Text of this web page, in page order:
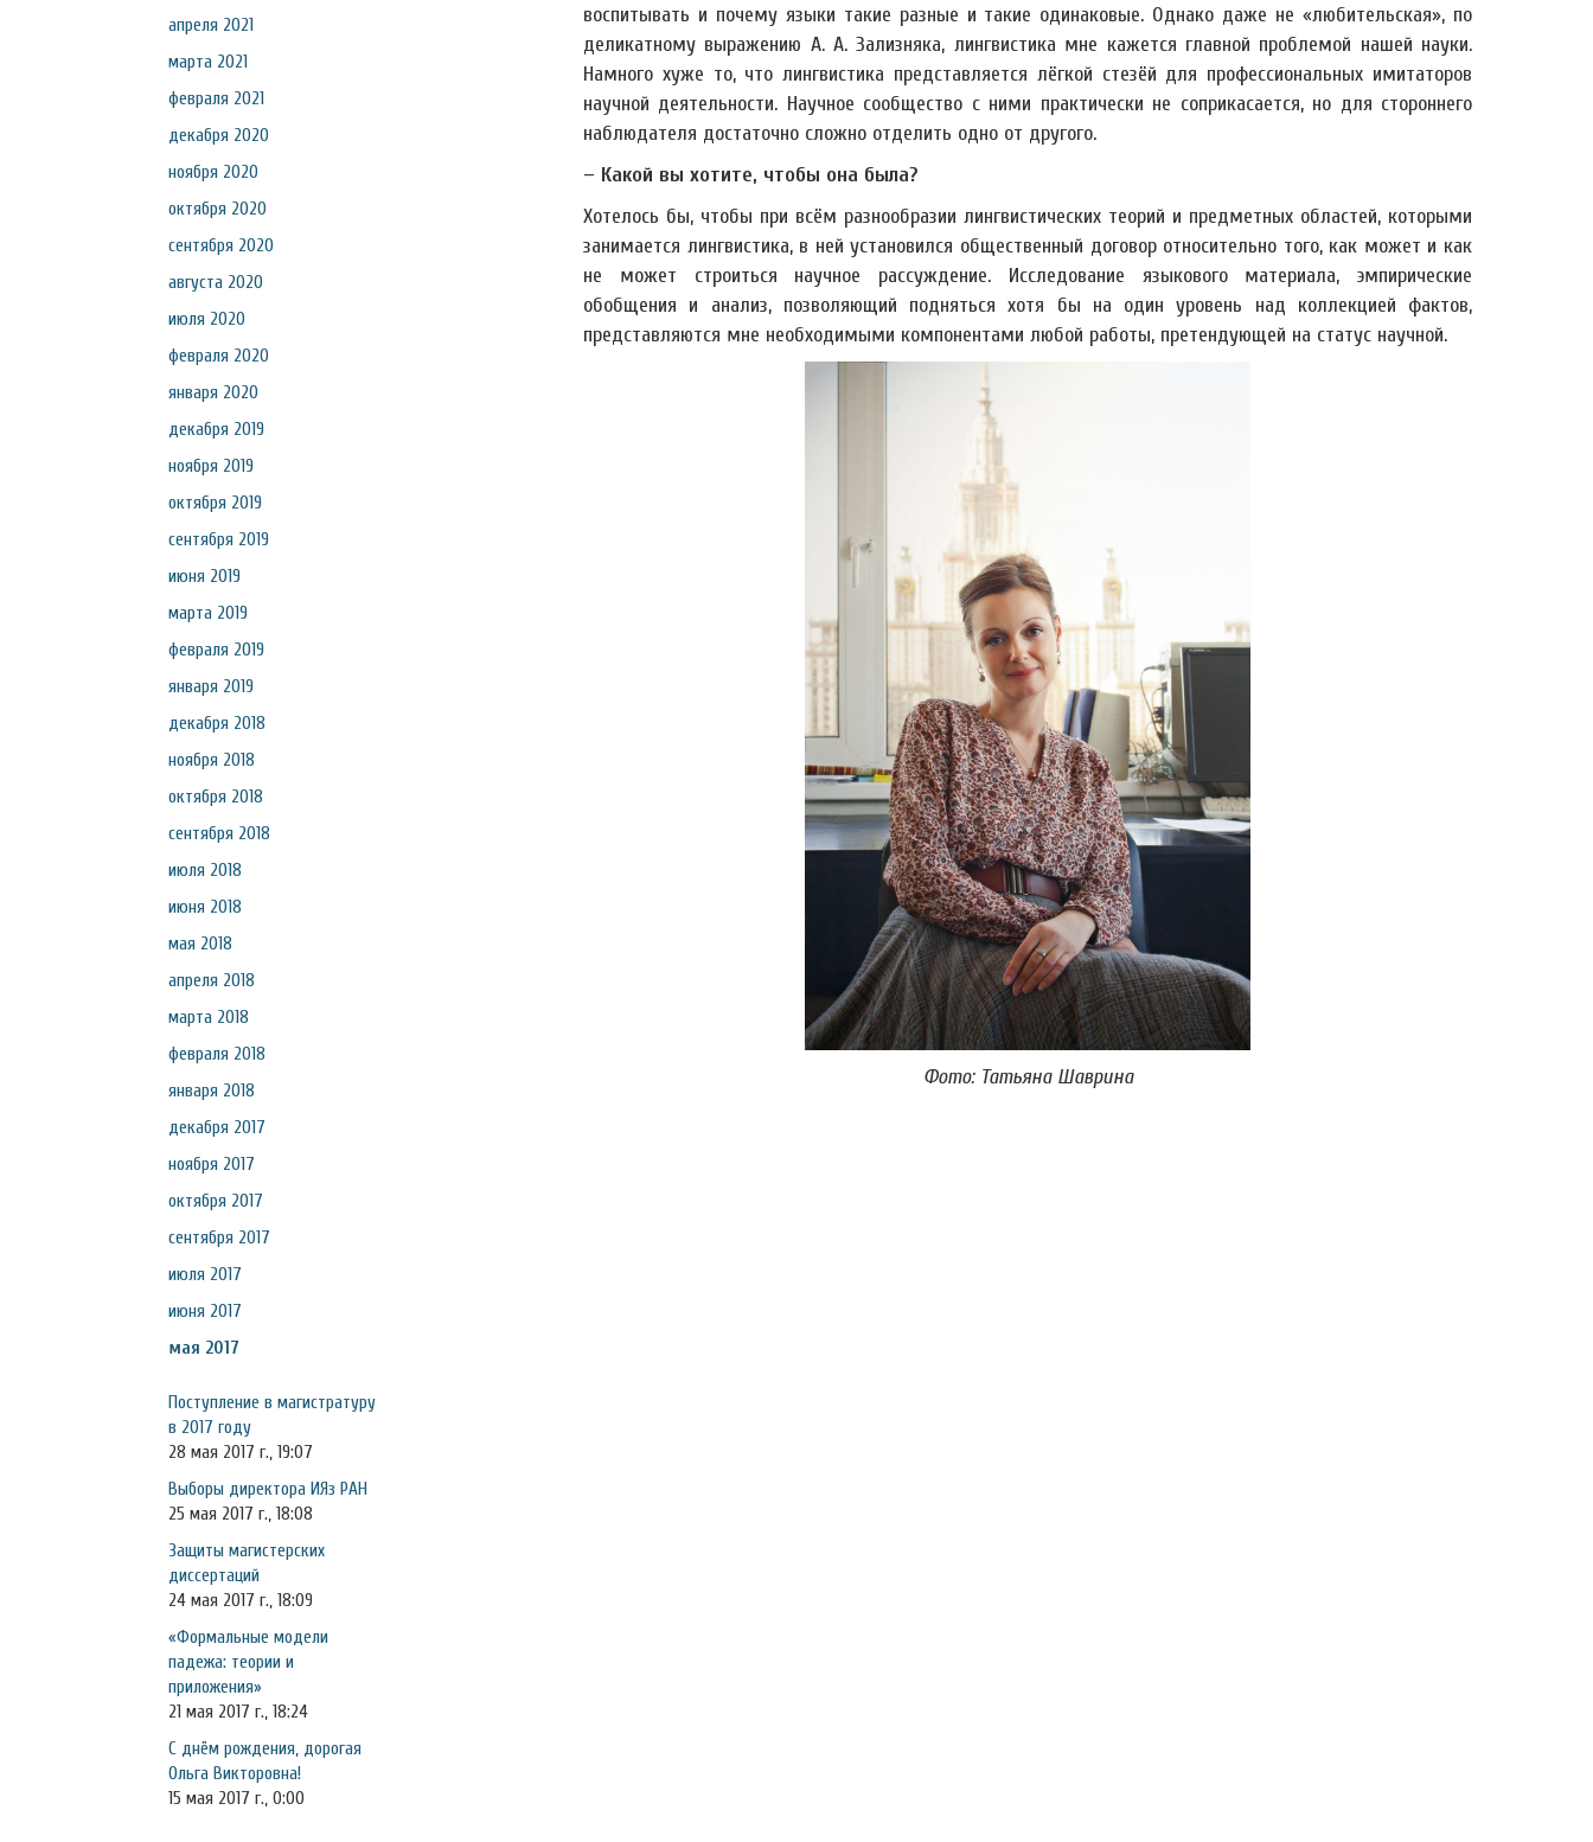
апреля 2021
марта 2021
февраля 2021
декабря 2020
ноября 2020
октября 2020
сентября 2020
августа 2020
июля 2020
февраля 2020
января 2020
декабря 2019
ноября 2019
октября 2019
сентября 2019
июня 2019
марта 2019
февраля 2019
января 2019
декабря 2018
ноября 2018
октября 2018
сентября 2018
июля 2018
июня 2018
мая 2018
апреля 2018
марта 2018
февраля 2018
января 2018
декабря 2017
ноября 2017
октября 2017
сентября 2017
июля 2017
июня 2017
мая 2017
Поступление в магистратуру
в 2017 году
28 мая 2017 г., 19:07
Выборы директора ИЯз РАН
25 мая 2017 г., 18:08
Защиты магистерских
диссертаций
24 мая 2017 г., 18:09
«Формальные модели
падежа: теории и
приложения»
21 мая 2017 г., 18:24
С днём рождения, дорогая
Ольга Викторовна!
15 мая 2017 г., 0:00
воспитывать и почему языки такие разные и такие одинаковые. Однако даже не «любительская», по
деликатному выражению А. А. Зализняка, лингвистика мне кажется главной проблемой нашей науки.
Намного хуже то, что лингвистика представляется лёгкой стезёй для профессиональных имитаторов
научной деятельности. Научное сообщество с ними практически не соприкасается, но для стороннего
наблюдателя достаточно сложно отделить одно от другого.
– Какой вы хотите, чтобы она была?
Хотелось бы, чтобы при всём разнообразии лингвистических теорий и предметных областей, которыми
занимается лингвистика, в ней установился общественный договор относительно того, как может и как
не может строиться научное рассуждение. Исследование языкового материала, эмпирические
обобщения и анализ, позволяющий подняться хотя бы на один уровень над коллекцией фактов,
представляются мне необходимыми компонентами любой работы, претендующей на статус научной.
Фото: Татьяна Шаврина